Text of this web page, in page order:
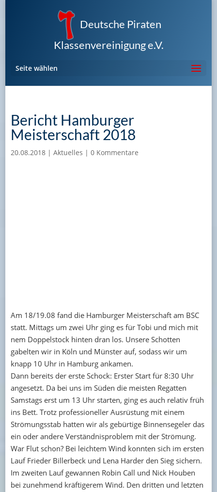
Deutsche Piraten
Klassenvereinigung e.V.
Seite wählen
Bericht Hamburger
Meisterschaft 2018
20.08.2018| Aktuelles | 0 Kommentare
Am 18/19.08 fand die Hamburger Meisterschaft am BSC
statt. Mittags um zwei Uhr ging es für Tobi und mich mit
nem Doppelstock hinten dran los. Unsere Schotten
gabelten wir in Köln und Münster auf, sodass wir um
knapp 10 Uhr in Hamburg ankamen.
Dann bereits der erste Schock: Erster Start für 8:30 Uhr
angesetzt. Da bei uns im Süden die meisten Regatten
Samstags erst um 13 Uhr starten, ging es auch relativ früh
ins Bett. Trotz professioneller Ausrüstung mit einem
Strömungsstab hatten wir als gebürtige Binnensegeler das
ein oder andere Verständnisproblem mit der Strömung.
War Flut schon? Bei leichtem Wind konnten sich im ersten
Lauf Frieder Billerbeck und Lena Harder den Sieg sichern.
Im zweiten Lauf gewannen Robin Call und Nick Houben
bei zunehmend kräftigerem Wind. Den dritten und letzten